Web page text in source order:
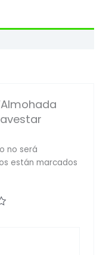
no será
están marcados